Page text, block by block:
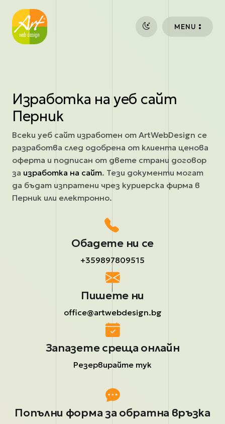
MENU
Изработка на уеб сайт
Перник
Всеки уеб сайт изработен от ArtWebDesign се
разработва след одобрена от клиента ценова
оферта и подписан от двете страни договор
за изработка на сайт. Тези документи могат
да бъдат изпратени чрез куриерска фирма в
Перник или електронно.
Обадете ни се
+359897809515
Пишете ни
office@artwebdesign.bg
Запазете среща онлайн
Резервирайте тук
Попълни форма за обратна връзка